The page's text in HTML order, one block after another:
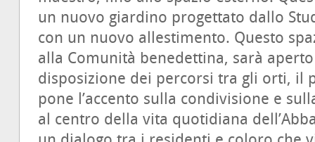
un nuovo giardino progettato dallo
con un nuovo allestimento. Questo
alla Comunità benedettina, sarà
disposizione dei percorsi tra gli orti, il
pone l’accento sulla condivisione e
al centro della vita quotidiana